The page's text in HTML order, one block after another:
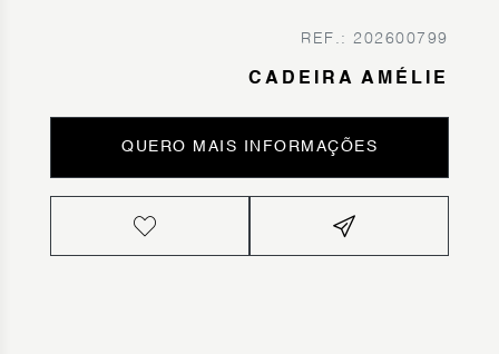
REF.: 202600799
CADEIRA AMÉLIE
QUERO MAIS INFORMAÇÕES